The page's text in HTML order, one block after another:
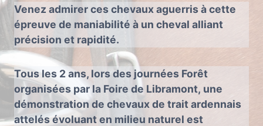
Venez admirer ces chevaux aguerris à cette
épreuve de maniabilité à un cheval alliant
précision et rapidité.
Tous les 2 ans, lors des journées Forêt
organisées par la Foire de Libramont, une
démonstration de chevaux de trait ardennais
attelés évoluant en milieu naturel est